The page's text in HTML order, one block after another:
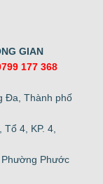
GIAN
177 368
Đa, Thành phố
Tổ 4, KP. 4,
Phước